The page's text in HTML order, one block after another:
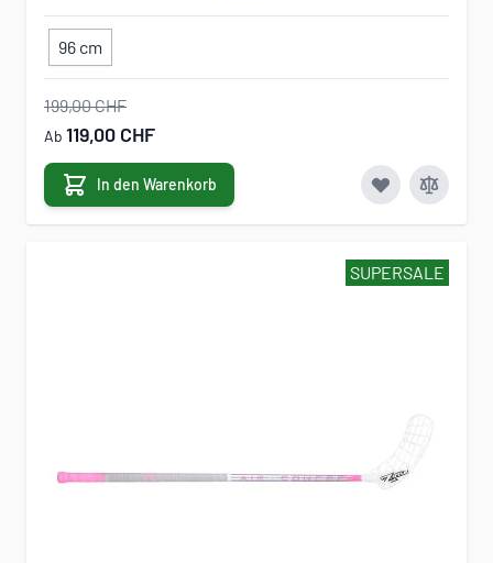
96 cm
199,00 CHF
Ab 119,00 CHF
In den Warenkorb
SUPERSALE